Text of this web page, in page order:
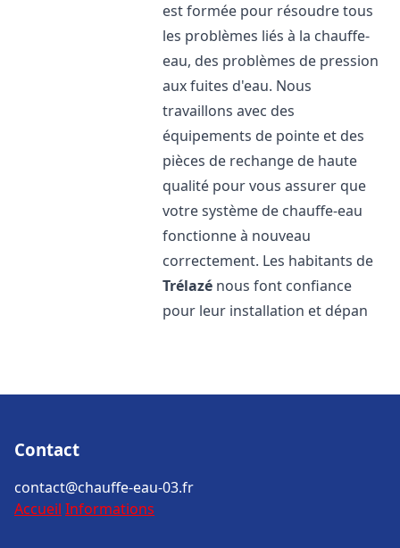
est formée pour résoudre tous
les problèmes liés à la chauffe-
eau, des problèmes de pression
aux fuites d'eau. Nous
travaillons avec des
équipements de pointe et des
pièces de rechange de haute
qualité pour vous assurer que
votre système de chauffe-eau
fonctionne à nouveau
correctement. Les habitants de
Trélazé nous font confiance
pour leur installation et dépan
Contact
contact@chauffe-eau-03.fr
Accueil Informations